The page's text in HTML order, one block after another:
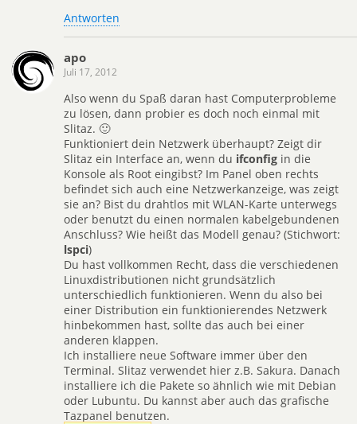
Antworten
apo
Juli 17, 2012
Also wenn du Spaß daran hast Computerprobleme
zu lösen, dann probier es doch noch einmal mit
Slitaz. 🙂
Funktioniert dein Netzwerk überhaupt? Zeigt dir
Slitaz ein Interface an, wenn du ifconfig in die
Konsole als Root eingibst? Im Panel oben rechts
befindet sich auch eine Netzwerkanzeige, was zeigt
sie an? Bist du drahtlos mit WLAN-Karte unterwegs
oder benutzt du einen normalen kabelgebundenen
Anschluss? Wie heißt das Modell genau? (Stichwort:
lspci)
Du hast vollkommen Recht, dass die verschiedenen
Linuxdistributionen nicht grundsätzlich
unterschiedlich funktionieren. Wenn du also bei
einer Distribution ein funktionierendes Netzwerk
hinbekommen hast, sollte das auch bei einer
anderen klappen.
Ich installiere neue Software immer über den
Terminal. Slitaz verwendet hier z.B. Sakura. Danach
installiere ich die Pakete so ähnlich wie mit Debian
oder Lubuntu. Du kannst aber auch das grafische
Tazpanel benutzen.